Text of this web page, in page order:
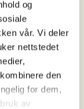
og
vår. Vi deler
nettstedet
den
for dem,
av